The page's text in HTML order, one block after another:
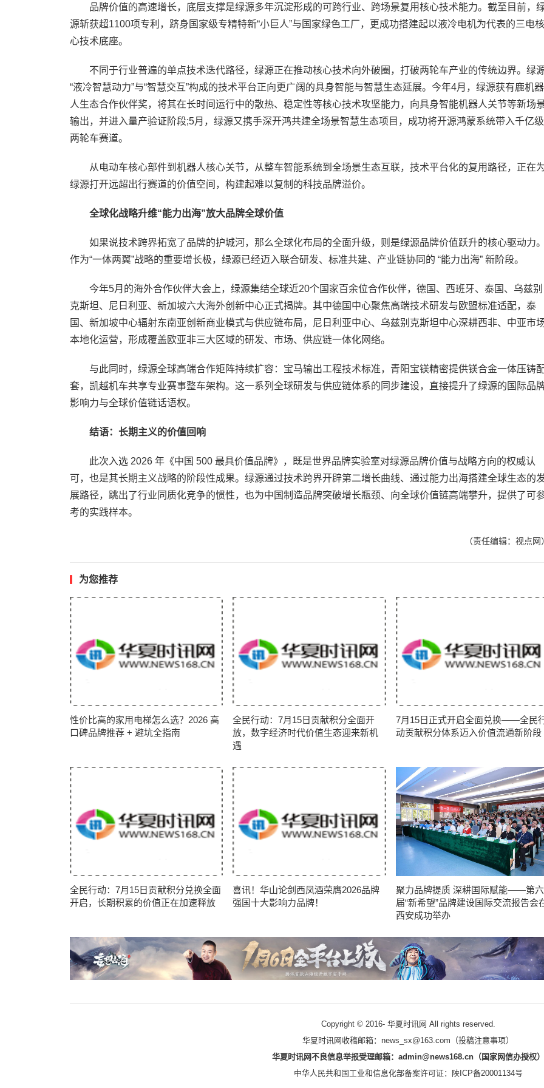
品牌价值的高速增长，底层支撑是绿源多年沉淀形成的可跨行业、跨场景复用核心技术能力。截至目前，
源斩获超1100项专利，跻身国家级专精特新“小巨人”与国家绿色工厂，更成功搭建起以液冷电机为代表的三电核
心技术底座。
不同于行业普遍的单点技术迭代路径，绿源正在推动核心技术向外破圈，打破两轮车产业的传统边界。绿
“液冷智慧动力”与“智慧交互”构成的技术平台正向更广阔的具身智能与智慧生态延展。今年4月，绿源获有鹿机器
人生态合作伙伴奖，将其在长时间运行中的散热、稳定性等核心技术攻坚能力，向具身智能机器人关节等新场
输出，并进入量产验证阶段;5月，绿源又携手深开鸿共建全场景智慧生态项目，成功将开源鸿蒙系统带入千亿级
两轮车赛道。
从电动车核心部件到机器人核心关节，从整车智能系统到全场景生态互联，技术平台化的复用路径，正在
绿源打开远超出行赛道的价值空间，构建起难以复制的科技品牌溢价。
全球化战略升维“能力出海”放大品牌全球价值
如果说技术跨界拓宽了品牌的护城河，那么全球化布局的全面升级，则是绿源品牌价值跃升的核心驱动力
作为“一体两翼”战略的重要增长极，绿源已经迈入联合研发、标准共建、产业链协同的 “能力出海” 新阶段。
今年5月的海外合作伙伴大会上，绿源集结全球近20个国家百余位合作伙伴，德国、西班牙、泰国、乌兹别
克斯坦、尼日利亚、新加坡六大海外创新中心正式揭牌。其中德国中心聚焦高端技术研发与欧盟标准适配，泰
国、新加坡中心辐射东南亚创新商业模式与供应链布局，尼日利亚中心、乌兹别克斯坦中心深耕西非、中亚市
本地化运营，形成覆盖欧亚非三大区域的研发、市场、供应链一体化网络。
与此同时，绿源全球高端合作矩阵持续扩容：宝马输出工程技术标准，青阳宝镁精密提供镁合金一体压铸
套，凯越机车共享专业赛事整车架构。这一系列全球研发与供应链体系的同步建设，直接提升了绿源的国际品
影响力与全球价值链话语权。
结语：长期主义的价值回响
此次入选 2026 年《中国 500 最具价值品牌》，既是世界品牌实验室对绿源品牌价值与战略方向的权威认
可，也是其长期主义战略的阶段性成果。绿源通过技术跨界开辟第二增长曲线、通过能力出海搭建全球生态的
展路径，跳出了行业同质化竞争的惯性，也为中国制造品牌突破增长瓶颈、向全球价值链高端攀升，提供了可
考的实践样本。
（责任编辑：视点网
为您推荐
性价比高的家用电梯怎么选？2026 高
口碑品牌推荐 + 避坑全指南
全民行动：7月15日贡献积分全面开
放，数字经济时代价值生态迎来新机
遇
7月15日正式开启全面兑换——全民
动贡献积分体系迈入价值流通新阶段
全民行动：7月15日贡献积分兑换全面
开启，长期积累的价值正在加速释放
喜讯！华山论剑西凤酒荣膺2026品牌
强国十大影响力品牌！
聚力品牌提质 深耕国际赋能——第六
届“新希望”品牌建设国际交流报告会
西安成功举办
Copyright © 2016-华夏时讯网 All rights reserved.
华夏时讯网收稿邮箱：news_sx@163.com（投稿注意事项）
华夏时讯网不良信息举报受理邮箱：admin@news168.cn（国家网信办授权）
中华人民共和国工业和信息化部备案许可证： 陕ICP备20001134号